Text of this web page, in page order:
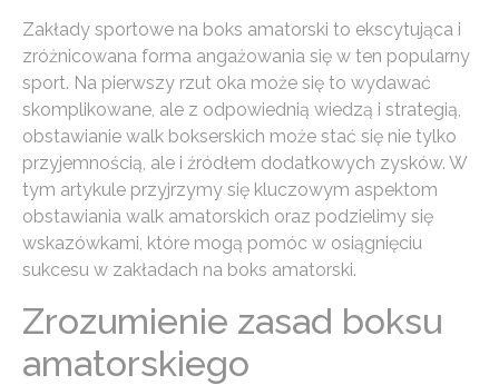
Zakłady sportowe na boks amatorski to ekscytująca i
zróżnicowana forma angażowania się w ten popularny
sport. Na pierwszy rzut oka może się to wydawać
skomplikowane, ale z odpowiednią wiedzą i strategią,
obstawianie walk bokserskich może stać się nie tylko
przyjemnością, ale i źródłem dodatkowych zysków. W
tym artykule przyjrzymy się kluczowym aspektom
obstawiania walk amatorskich oraz podzielimy się
wskazówkami, które mogą pomóc w osiągnięciu
sukcesu w zakładach na boks amatorski.
Zrozumienie zasad boksu
amatorskiego